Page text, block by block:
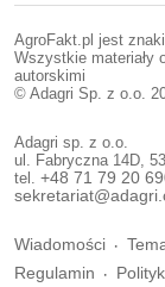
AgroFakt.pl jest
Wszystkie materiały
autorskimi
© Adagri Sp. z o.o.
Adagri sp. z o.o.
ul. Fabryczna 14D,
tel. +48 71 79 20
Wiadomości
Regulamin